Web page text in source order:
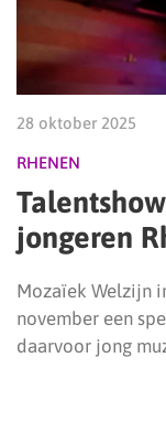
28 oktober 2025
RHENEN
jongeren
Mozaïek Welzijn
november een
daarvoor jong